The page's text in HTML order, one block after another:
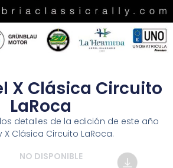
X Clásica Circuito
LaRoca
detalles de la edición de este año
X Clásica Circuito LaRoca.
NO DISPONIBLE